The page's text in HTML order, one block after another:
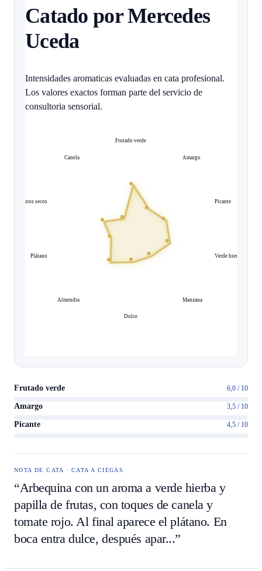
Catado por Mercedes
Uceda
Intensidades aromaticas evaluadas en cata profesional.
Los valores exactos forman parte del servicio de
consultoria sensorial.
Frutado verde
Amargo
Picante
Verde hierba
Manzana
Dulce
Almendra
Plátano
Frutos secos
Canela
Frutado verde 6,0 / 10
Amargo 3,5 / 10
Picante 4,5 / 10
NOTA DE CATA · CATA A CIEGAS
“Arbequina con un aroma a verde hierba y
papilla de frutas, con toques de canela y
tomate rojo. Al final aparece el plátano. En
boca entra dulce, después apar...”